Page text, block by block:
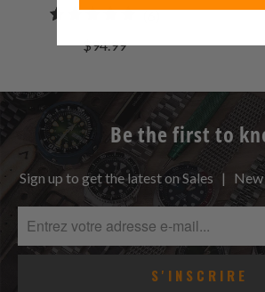
(6)6
$94.99
Be the first to
Sign up to get the latest on Sales | New